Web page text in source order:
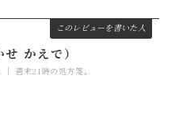
このレビューを書いた人
かえで）
週末21時の処方箋。